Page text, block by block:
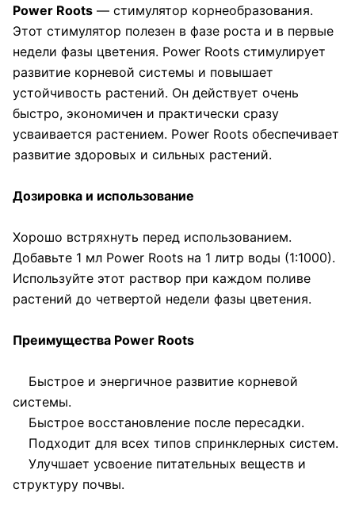
Power Roots — стимулятор корнеобразования.
Этот стимулятор полезен в фазе роста и в первые
недели фазы цветения. Power Roots стимулирует
развитие корневой системы и повышает
устойчивость растений. Он действует очень
быстро, экономичен и практически сразу
усваивается растением. Power Roots обеспечивает
развитие здоровых и сильных растений.
Дозировка и использование
Хорошо встряхнуть перед использованием.
Добавьте 1 мл Power Roots на 1 литр воды (1:1000).
Используйте этот раствор при каждом поливе
растений до четвертой недели фазы цветения.
Преимущества Power Roots
Быстрое и энергичное развитие корневой
системы.
Быстрое восстановление после пересадки.
Подходит для всех типов спринклерных систем.
Улучшает усвоение питательных веществ и
структуру почвы.